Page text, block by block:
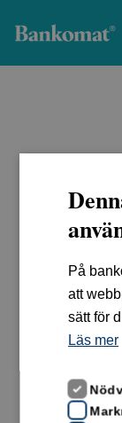
Bankomat
På
att
sätt för
Läs mer